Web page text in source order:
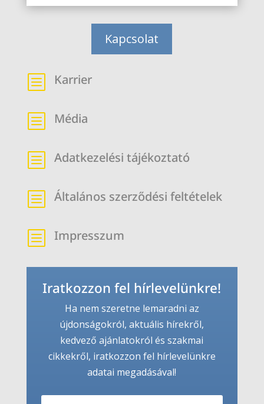
Kapcsolat
b Karrier
b Média
b Adatkezelési tájékoztató
b Általános szerződési feltételek
b Impresszum
Iratkozzon fel hírlevelünkre!
Ha nem szeretne lemaradni az
újdonságokról, aktuális hírekről,
kedvező ajánlatokról és szakmai
cikkekről, iratkozzon fel hírlevelünkre
adatai megadásával!